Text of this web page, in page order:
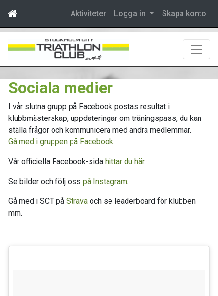
Aktiviteter Logga in Skapa konto
Sociala medier
I vår slutna grupp på Facebook postas resultat i
klubbmästerskap, uppdateringar om träningspass, du kan
ställa frågor och kommunicera med andra medlemmar.
Gå med i gruppen på Facebook.
Vår officiella Facebook-sida hittar du här.
Se bilder och följ oss på Instagram.
Gå med i SCT på Strava och se leaderboard för klubben
mm.